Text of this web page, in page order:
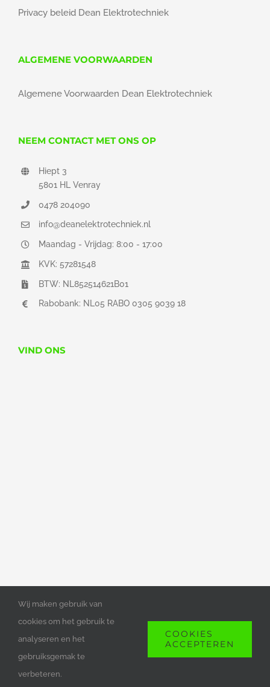
Privacy beleid Dean Elektrotechniek
ALGEMENE VOORWAARDEN
Algemene Voorwaarden Dean Elektrotechniek
NEEM CONTACT MET ONS OP
Hiept 3
5801 HL Venray
0478 204090
info@deanelektrotechniek.nl
Maandag - Vrijdag: 8:00 - 17:00
KVK: 57281548
BTW: NL852514621B01
Rabobank: NL05 RABO 0305 9039 18
VIND ONS
COPYRIGHT 2023 DEAN ELEKTROTECHNIEK
Wij maken gebruik van
cookies om het gebruik te
analyseren en het
gebruiksgemak te
verbeteren.
COOKIES
ACCEPTEREN